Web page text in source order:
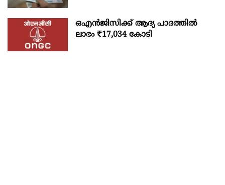
ഒഎന്‍ജിസിക്ക് ആദ്യ പാദത്തില്‍
ലാഭം ₹17,034 കോടി